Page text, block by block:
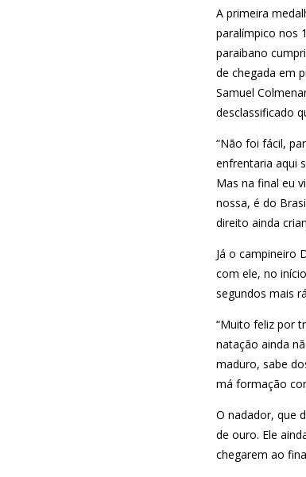
A primeira
paralímpico nos
paraibano
de chegada em
Samuel
desclassificado
“Não foi fácil,
enfrentaria aqui
Mas na final eu
nossa, é do
direito ainda
Já o campineiro
com ele, no
segundos mais
“Muito feliz por
natação ainda
maduro, sabe
má formação
O nadador, que
de ouro. Ele
chegarem ao